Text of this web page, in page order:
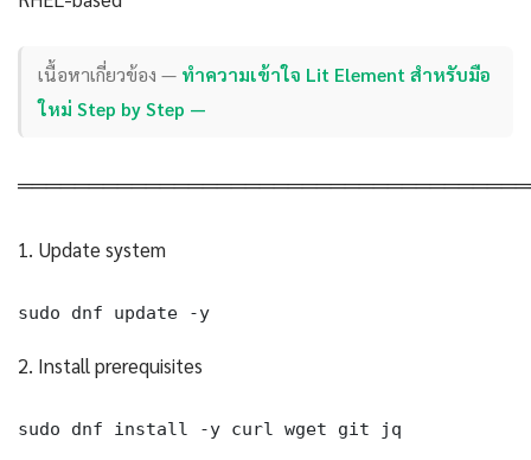
เนื้อหาเกี่ยวข้อง — ทำความเข้าใจ Lit Element สำหรับมือ
ใหม่ Step by Step —
1. Update system
sudo dnf update -y
2. Install prerequisites
sudo dnf install -y curl wget git jq